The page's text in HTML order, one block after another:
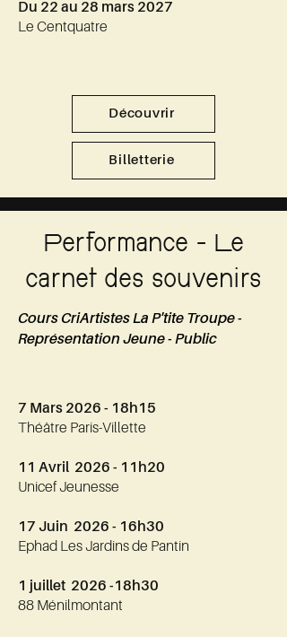
Du 22 au 28 mars 2027
Le Centquatre
Découvrir
Billetterie
Performance - Le
carnet des souvenirs
Cours CriArtistes La P'tite Troupe -
Représentation Jeune - Public
7 Mars 2026 - 18h15
Théâtre Paris-Villette
11 Avril 2026 - 11h20
Unicef Jeunesse
17 Juin 2026 - 16h30
Ephad Les Jardins de Pantin
1 juillet 2026 -18h30
88 Ménilmontant